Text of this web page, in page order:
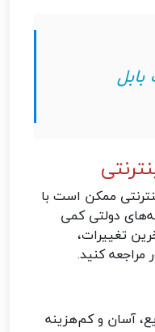
ممکن است با
دولتی کمی
تغییرات،
کنید.
آسان و کم‌هزینه